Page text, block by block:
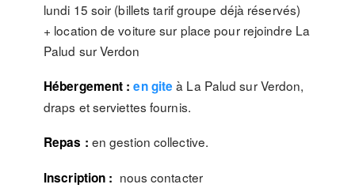
lundi 15 soir (billets tarif groupe déjà réservés)
+ location de voiture sur place pour rejoindre La
Palud sur Verdon
Hébergement :en gite à La Palud sur Verdon,
draps et serviettes fournis.
Repas : en gestion collective.
Inscription : nous contacter